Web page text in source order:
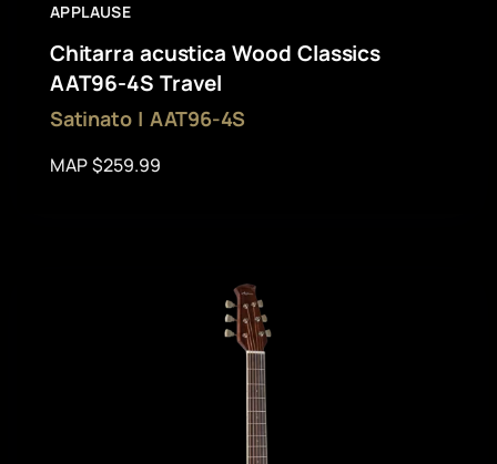
APPLAUSE
Chitarra acustica Wood Classics
AAT96-4S Travel
Satinato | AAT96-4S
MAP $259.99